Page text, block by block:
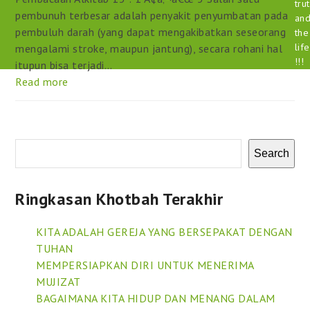
pembunuh terbesar adalah penyakit penyumbatan pada
pembuluh darah (yang dapat mengakibatkan seseorang
mengalami stroke, maupun jantung), secara rohani hal
itupun bisa terjadi…
Read more
Search
Ringkasan Khotbah Terakhir
KITA ADALAH GEREJA YANG BERSEPAKAT DENGAN
TUHAN
MEMPERSIAPKAN DIRI UNTUK MENERIMA
MUJIZAT
BAGAIMANA KITA HIDUP DAN MENANG DALAM
the
life
!!!